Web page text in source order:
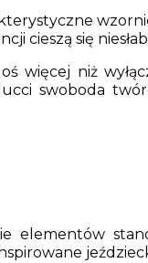
się
więcej niż
swoboda